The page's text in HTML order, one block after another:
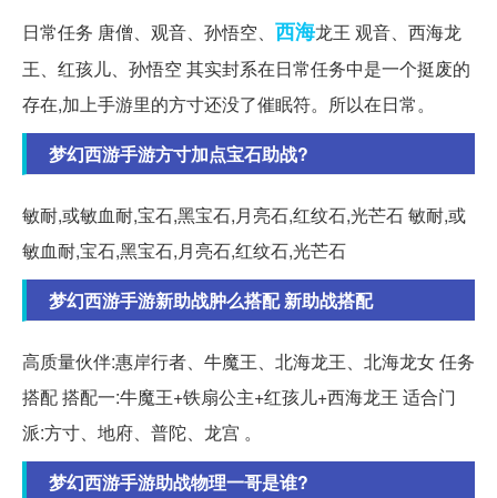
日常任务 唐僧、观音、孙悟空、 西海龙王 观音、西海龙
王、红孩儿、孙悟空 其实封系在日常任务中是一个挺废的
存在,加上手游里的方寸还没了催眠符。所以在日常。
梦幻西游手游方寸加点宝石助战?
敏耐,或敏血耐,宝石,黑宝石,月亮石,红纹石,光芒石 敏耐,或
敏血耐,宝石,黑宝石,月亮石,红纹石,光芒石
梦幻西游手游新助战肿么搭配 新助战搭配
高质量伙伴:惠岸行者、牛魔王、北海龙王、北海龙女 任务
搭配 搭配一:牛魔王+铁扇公主+红孩儿+西海龙王 适合门
派:方寸、地府、普陀、龙宫 。
梦幻西游手游助战物理一哥是谁?